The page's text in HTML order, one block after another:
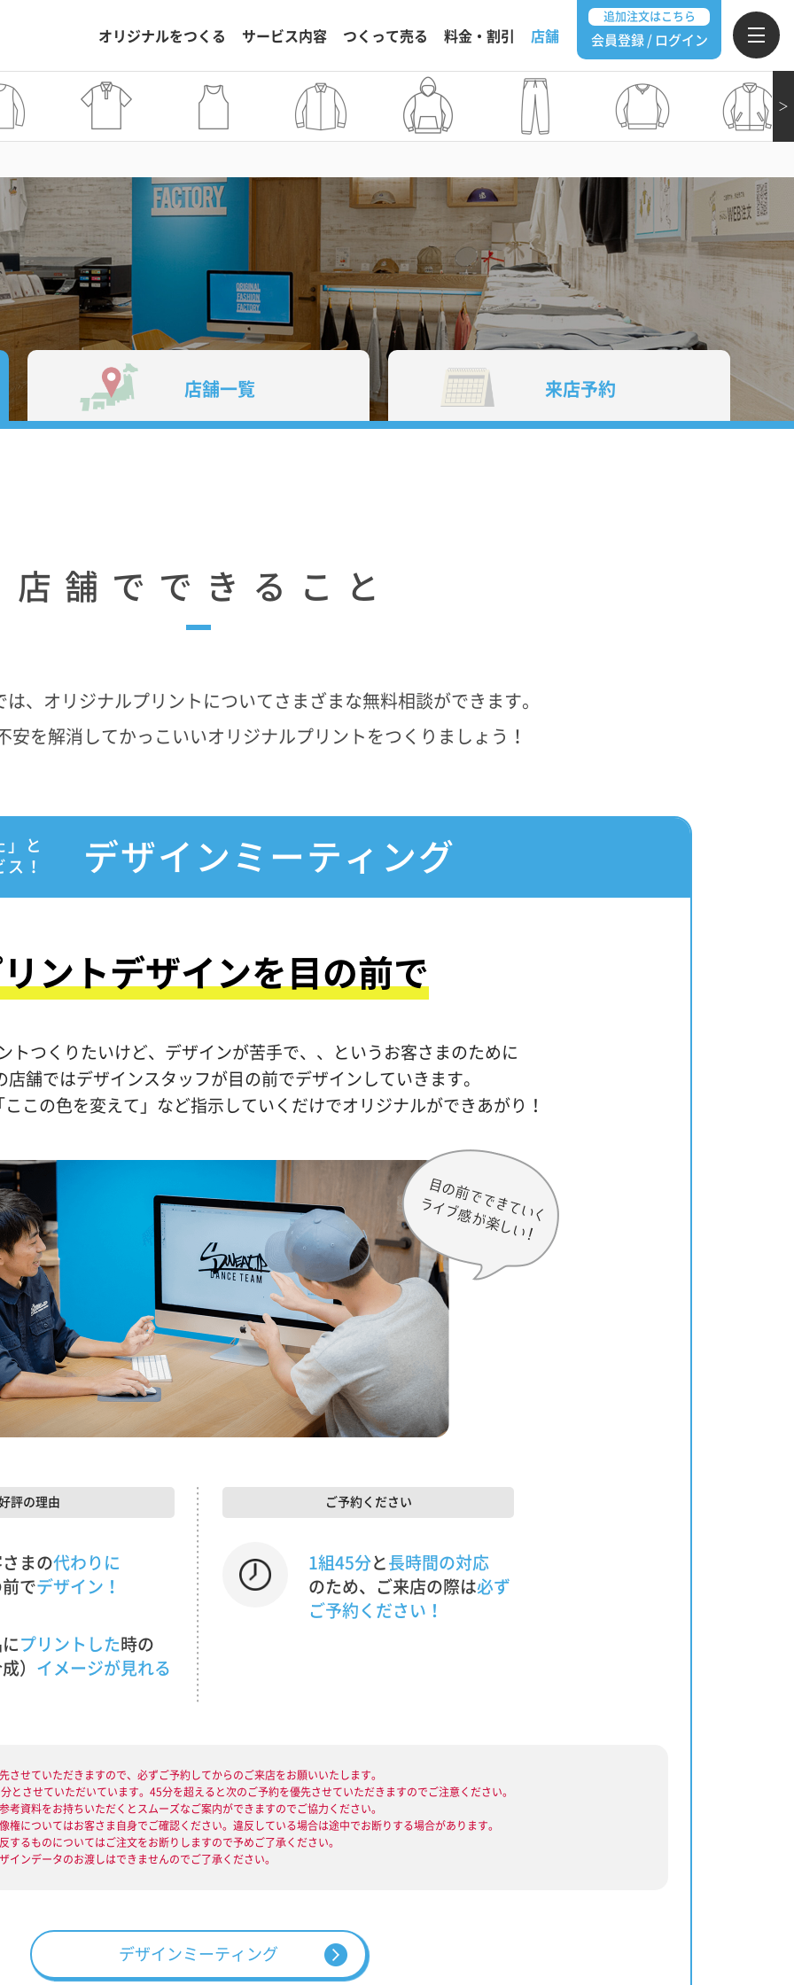
オリジナルをつくる サービス内容 つくって売る 料金・割引 店舗
追加注文はこちら
会員登録 / ログイン
＞
店舗一覧 来店予約
店舗でできること
は、オリジナルプリントについてさまざまな無料相談ができます。
安を解消してかっこいいオリジナルプリントをつくりましょう！
」と
！
デザインミーティング
ントデザインを目の前で
トつくりたいけど、デザインが苦手で、、というお客さまのために
店舗ではデザインスタッフが目の前でデザインしていきます。
この色を変えて」など指示していくだけでオリジナルができあがり！
評の理由
まの代わりに
でデザイン！
プリントした 時の
） イメージが見れる
ご予約ください
1組45分と 長時間の対応
のため、ご来店の際は必ず
ご予約ください！
させていただきますので、必ずご予約してからのご来店をお願いいたします。
とさせていただいています。45分を超えると次のご予約を優先させていただきますのでご注意ください。
考資料をお持ちいただくとスムーズなご案内ができますのでご協力ください。
権についてはお客さま自身でご確認ください。違反している場合は途中でお断りする場合があります。
するものについてはご注文をお断りしますので予めご了承ください。
インデータのお渡しはできませんのでご了承ください。
デザインミーティング